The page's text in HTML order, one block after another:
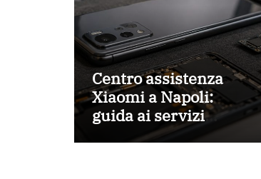
Centro assistenza
Xiaomi a Napoli:
guida ai servizi
disponibili